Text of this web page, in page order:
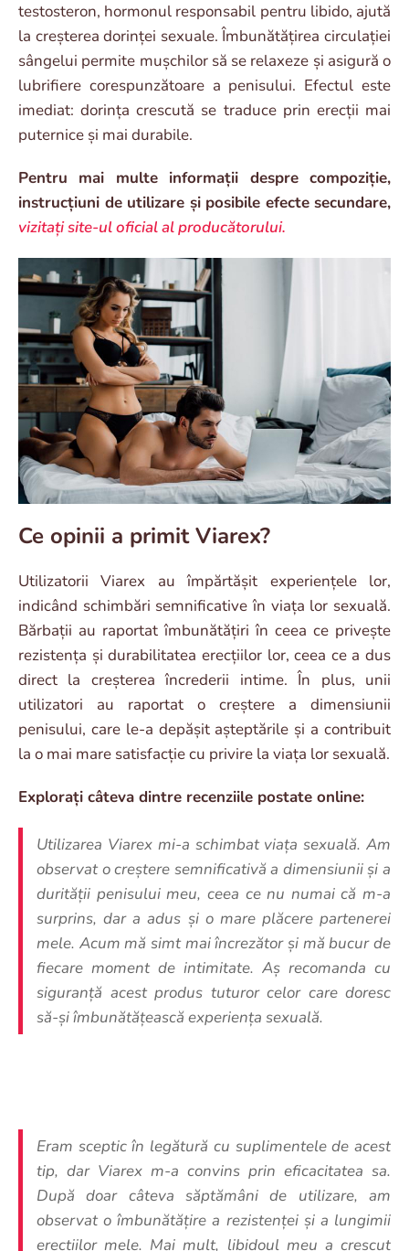
testosteron, hormonul responsabil pentru libido, ajută
la creșterea dorinței sexuale. Îmbunătățirea circulației
sângelui permite mușchilor să se relaxeze și asigură o
lubrifiere corespunzătoare a penisului. Efectul este
imediat: dorința crescută se traduce prin erecții mai
puternice și mai durabile.
Pentru mai multe informații despre compoziție,
instrucțiuni de utilizare și posibile efecte secundare,
vizitați site-ul oficial al producătorului.
Ce opinii a primit Viarex?
Utilizatorii Viarex au împărtășit experiențele lor,
indicând schimbări semnificative în viața lor sexuală.
Bărbații au raportat îmbunătățiri în ceea ce privește
rezistența și durabilitatea erecțiilor lor, ceea ce a dus
direct la creșterea încrederii intime. În plus, unii
utilizatori au raportat o creștere a dimensiunii
penisului, care le-a depășit așteptările și a contribuit
la o mai mare satisfacție cu privire la viața lor sexuală.
Explorați câteva dintre recenziile postate online:
Utilizarea Viarex mi-a schimbat viața sexuală. Am
observat o creștere semnificativă a dimensiunii și a
durității penisului meu, ceea ce nu numai că m-a
surprins, dar a adus și o mare plăcere partenerei
mele. Acum mă simt mai încrezător și mă bucur de
fiecare moment de intimitate. Aș recomanda cu
siguranță acest produs tuturor celor care doresc
să-și îmbunătățească experiența sexuală.
Eram sceptic în legătură cu suplimentele de acest
tip, dar Viarex m-a convins prin eficacitatea sa.
După doar câteva săptămâni de utilizare, am
observat o îmbunătățire a rezistenței și a lungimii
erecțiilor mele. Mai mult, libidoul meu a crescut